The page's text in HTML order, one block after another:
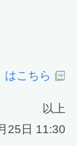
はこちら
以上
25日 11:30